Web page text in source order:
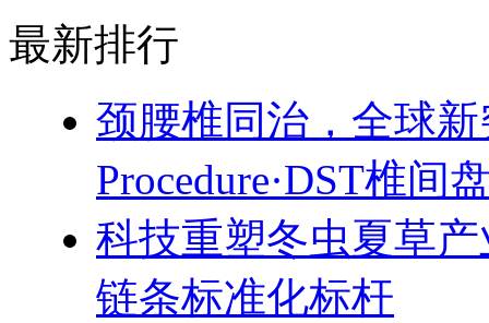
最新排行
颈腰椎同治，全球
Procedure·DST椎间
科技重塑冬虫夏草
链条标准化标杆